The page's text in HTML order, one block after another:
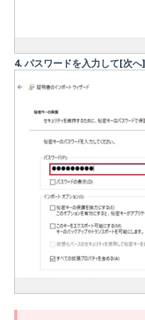
4. パスワードを入力して[次へ